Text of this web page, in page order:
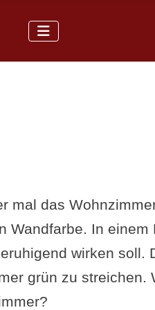
mal das
Wandfarbe. In einem
wirken soll.
grün zu streichen.